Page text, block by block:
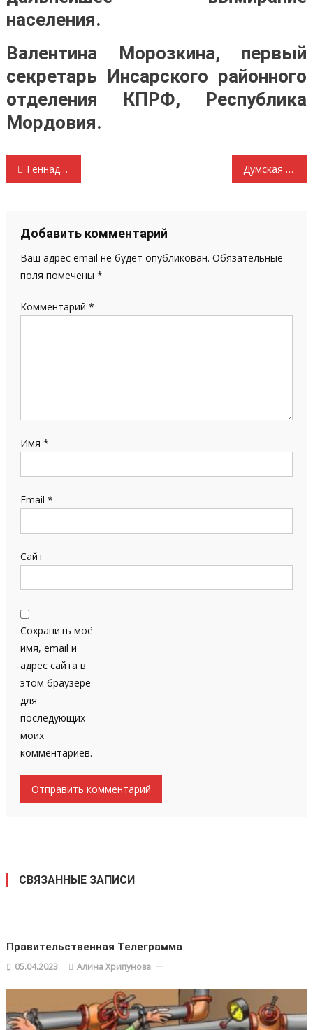
населения.
Валентина Морозкина, первый
секретарь Инсарского районного
отделения КПРФ, Республика
Мордовия.
Навигация
записям
Геннадий Зюганов: Если бы мы сохранили СССР, у нас было бы 320 млн населения Думская фракция КПРФ призвала увеличить зарплаты педагогов
Добавить комментарий
Ваш адрес email не будет опубликован. Обязательные
поля помечены *
Комментарий *
Имя *
Email *
Сайт
Сохранить моё
имя, email и
адрес сайта в
этом браузере
для
последующих
моих
комментариев.
СВЯЗАННЫЕ ЗАПИСИ
Правительственная Телеграмма
05.04.2023 Алина Хрипунова